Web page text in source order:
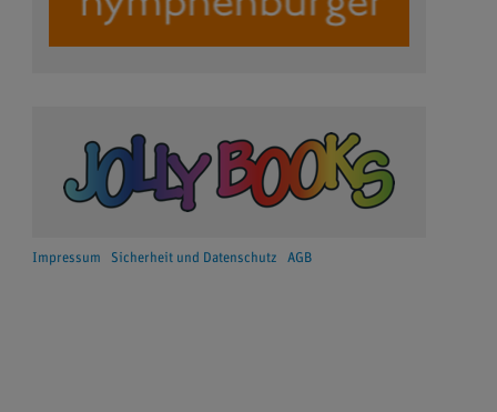
Impressum Sicherheit und Datenschutz AGB